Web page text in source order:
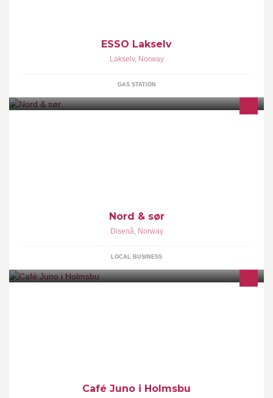
ESSO Lakselv
Lakselv, Norway
GAS STATION
Nord & sør
Disenå, Norway
LOCAL BUSINESS
Café Juno i Holmsbu